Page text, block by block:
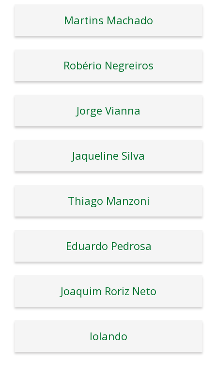
Martins Machado
Robério Negreiros
Jorge Vianna
Jaqueline Silva
Thiago Manzoni
Eduardo Pedrosa
Joaquim Roriz Neto
Iolando